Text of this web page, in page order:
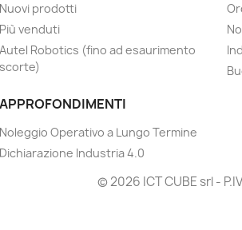
Nuovi prodotti
Più venduti
Autel Robotics (fino ad esaurimento
scorte)
APPROFONDIMENTI
Noleggio Operativo a Lungo Termine
Dichiarazione Industria 4.0
© 2026 ICT CUBE srl -